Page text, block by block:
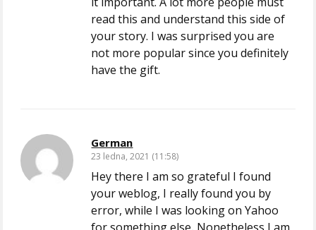
read this and understand this side of
your story. I was surprised you are
not more popular since you definitely
have the gift.
German
23 ledna, 2021 (11:58)
Hey there I am so grateful I found
your weblog, I really found you by
error, while I was looking on Yahoo